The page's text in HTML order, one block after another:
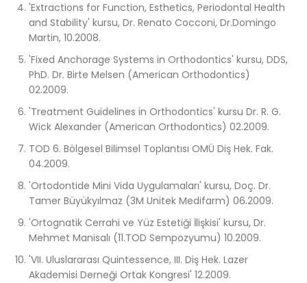
'Extractions for Function, Esthetics, Periodontal Health
and Stability' kursu, Dr. Renato Cocconi, Dr.Domingo
Martin, 10.2008.
'Fixed Anchorage Systems in Orthodontics' kursu, DDS,
PhD. Dr. Birte Melsen (American Orthodontics)
02.2009.
'Treatment Guidelines in Orthodontics' kursu Dr. R. G.
Wick Alexander (American Orthodontics) 02.2009.
TOD 6. Bölgesel Bilimsel Toplantısı OMÜ Diş Hek. Fak.
04.2009.
'Ortodontide Mini Vida Uygulamaları' kursu, Doç. Dr.
Tamer Büyükyılmaz (3M Unitek Medifarm) 06.2009.
'Ortognatik Cerrahi ve Yüz Estetiği İlişkisi' kursu, Dr.
Mehmet Manisalı (11.TOD Sempozyumu) 10.2009.
'VII. Uluslararası Quintessence, III. Diş Hek. Lazer
Akademisi Derneği Ortak Kongresi' 12.2009.